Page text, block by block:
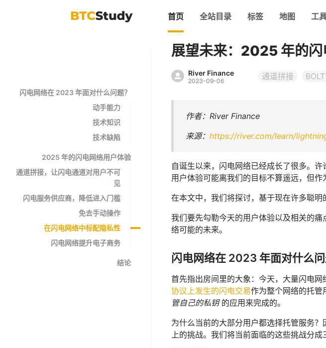
首页 全站目录 标签 地图 工
闪电网络在 2023 年面对什么问题？
动手能力
技术知识
技术缺陷
2025 年的闪电网络用户体验
通道拼接，让闪电通道对用户不可
见
闪电服务供应商，降低进入门槛
免去手动操作
在闪电网络中标配隐私性
闪电网络提升电子商务
结论
展望未来：2025 年的闪
River Finance
2023-09-06 通道拼接
作者：River Finance
来源： https://river.com/learn/
自诞生以来，闪电网络已经成长了很多。
用户体验可能离我们的目标不算遥远，但
在本文中，我们将探讨，基于现在许多聪明
我们要先勾勒今天的用户体验以及相关的
络可能的未来。
闪电网络在 2023 年面对什么问
首先指出房间里的大象：今天，大量闪电
协议上发生的闪电交易作为整个网络的托管
管自己的私钥的应用来完成的。
为什么当前的大部分用户都选择托管服务
上的挑战。我们将当前面临的这些挑战分成